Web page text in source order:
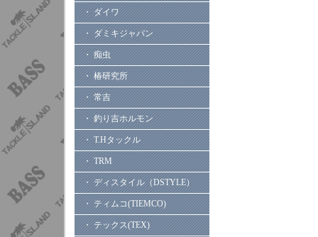
・ ダイワ
・ ダミキジャパン
・ 痴虫
・ 椿研究所
・ 常吉
・ 釣り吉ホルモン
・ T.Hタックル
・ TRM
・ ディスタイル（DSTYLE）
・ ティムコ(TIEMCO)
・ テックス(TEX)